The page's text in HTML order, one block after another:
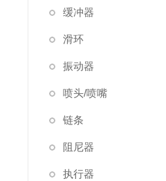
缓冲器
滑环
振动器
喷头/喷嘴
链条
阻尼器
执行器